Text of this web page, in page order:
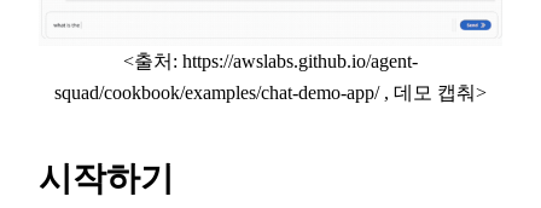
<출처: https://awslabs.github.io/agent-
squad/cookbook/examples/chat-demo-app/ , 데모 캡춰>
시작하기